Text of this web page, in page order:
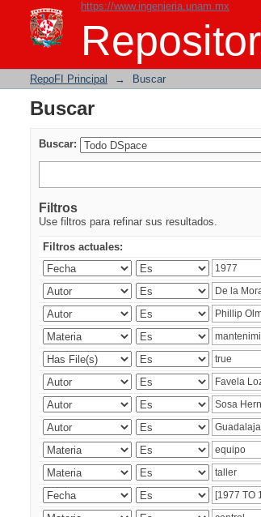
https://www.ingenieria.unam.mx
Buscar
RepoFI Principal → Buscar
Buscar
Buscar:
Filtros
Use filtros para refinar sus resultados.
Filtros actuales: